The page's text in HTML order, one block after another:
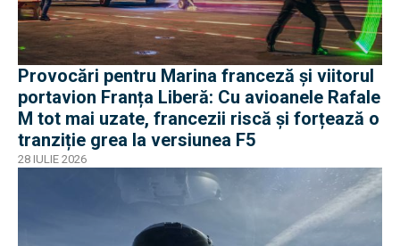
Provocări pentru Marina franceză și viitorul
portavion Franța Liberă: Cu avioanele Rafale
M tot mai uzate, francezii riscă și forțează o
tranziție grea la versiunea F5
28 IULIE 2026